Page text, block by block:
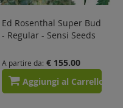
Ed Rosenthal Super Bud
- Regular - Sensi Seeds
A partire da € 155.00
Aggiungi al Carrello